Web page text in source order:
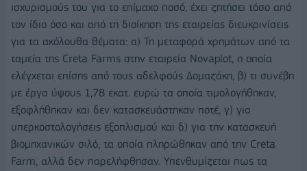
ισχυρισμούς του για το επίμαχο ποσό, έχει ζητήσει τόσο από
τον ίδιο όσο και από τη διοίκηση της εταιρείας διευκρινίσεις
για τα ακόλουθα θέματα: α) Τη μεταφορά χρημάτων από τα
ταμεία της Creta Farms στην εταιρεία Novaplot, η οποία
ελέγχεται επίσης από τους αδελφούς Δομαζάκη, β) τι συνέβη
με έργα ύψους 1,78 εκατ. ευρώ τα οποία τιμολογήθηκαν,
εξοφλήθηκαν και δεν κατασκευάστηκαν ποτέ, γ) για
υπερκοστολογήσεις εξοπλισμού και δ) για την κατασκευή
βιομηχανικών σιλό, τα οποία πληρώθηκαν από την Creta
Farm, αλλά δεν παρελήφθησαν. Υπενθυμίζεται πως τα